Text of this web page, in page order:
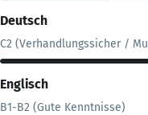
Deutsch
C2 (Verhandlungssicher /
Englisch
B1-B2 (Gute Kenntnisse)